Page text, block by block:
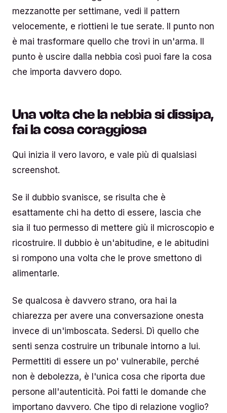
mezzanotte per settimane, vedi il pattern
velocemente, e riottieni le tue serate. Il punto non
è mai trasformare quello che trovi in un'arma. Il
punto è uscire dalla nebbia così puoi fare la cosa
che importa davvero dopo.
Una volta che la nebbia si dissipa,
fai la cosa coraggiosa
Qui inizia il vero lavoro, e vale più di qualsiasi
screenshot.
Se il dubbio svanisce, se risulta che è
esattamente chi ha detto di essere, lascia che
sia il tuo permesso di mettere giù il microscopio e
ricostruire. Il dubbio è un'abitudine, e le abitudini
si rompono una volta che le prove smettono di
alimentarle.
Se qualcosa è davvero strano, ora hai la
chiarezza per avere una conversazione onesta
invece di un'imboscata. Sedersi. Dì quello che
senti senza costruire un tribunale intorno a lui.
Permettiti di essere un po' vulnerabile, perché
non è debolezza, è l'unica cosa che riporta due
persone all'autenticità. Poi fatti le domande che
importano davvero. Che tipo di relazione voglio?